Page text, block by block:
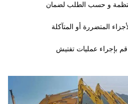
و حسب الطلب لضمان
المتضررة أو المتآكلة
بإجراء عمليات تفتيش